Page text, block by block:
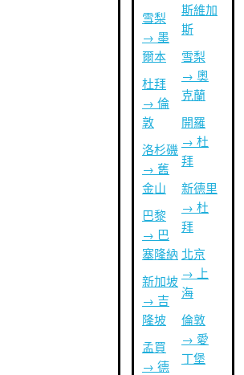
雪梨
→ 墨
爾本
杜拜
→ 倫
敦
洛杉磯
→ 舊
金山
巴黎
→ 巴
塞隆納
新加坡
→ 吉
隆坡
孟買
→ 德
斯維加
斯
雪梨
→ 奧
克蘭
開羅
→ 杜
拜
新德里
→ 杜
拜
北京
→ 上
海
倫敦
→ 愛
丁堡